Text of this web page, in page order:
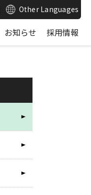
Other Languages
お知らせ 採用情報